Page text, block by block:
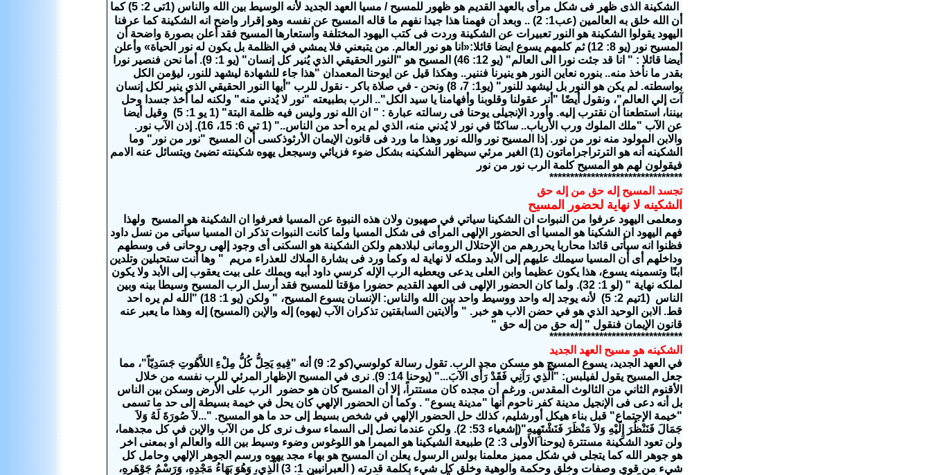
الشكينة الذى ظهر فى شكل مرأى بالعهد القديم هو ظهور للمسيح / مسيا العهد الجديد لأنه الوسيط بين الله والناس (1تى 2: 5) كما
أن الله خلق به العالمين (عب1: 2) .. وبعد أن فهمنا هذا جيدا نفهم ما قاله المسيح عن نفسه وهو إقرار واضح انه الشكينة كما عرفنا
اليهود يقولوا الشكينة هو النورتعبيرات عن الشكينة وردت فى كتب اليهود المختلفة وأستعارها المسيح فقد أعلن بصورة واضحة أن
المسيح نور (يو 8: 12) ثم كلمهم يسوع ايضا قائلا:«انا هو نور العالم. من يتبعني فلا يمشي في الظلمة بل يكون له نور الحياة» وأعلن
أيضا قائلا : " انا قد جئت نورا الى العالم" (يو 12: 46) المسيح
هو "النور الحقيقي الذي يُنير كل إنسان" (يو 1: 9). أما نحن فنصير نورا
بقدر ما نأخذ منه.. بنوره نعاين النور هو ينيرنا فننير.. وهكذا قيل عن ايوحنا المعمدان "هذا جاء للشهادة ليشهد للنور، ليؤمن الكل
بواسطته. لم يكن هو النور بل ليشهد للنور" (يو1: 7، 8) ونحن - في صلاة باكر - نقول للرب "أيها النور الحقيقي الذي ينير لكل إنسان
آت إلي العالم"، ونقول أيضًا "أنر عقولنا وقلوبنا وأفهامنا يا سيد الكل".. الرب بطبيعته "نور لا يُدني منه" ولكنه لما أخذ جسدا وحل
بيننا، استطعنا أن نقترب إليه. وأورد الإنجيلى يوحنا فى رسالته عبارة : " ان الله نور وليس فيه ظلمة البتة" (1 يو 1: 5)
وقيل أيضا
عن الآب "ملك الملوك ورب الأرباب.. ساكنًا في نور لا يُدني منه، الذي لم يره أحد من الناس.." (1 تي 6: 15، 16). إذن الآب نور.
والابن المولود منه نور من نور. إذا المسيح نور والله نور وهذا ما ورد فى قانون الإيمان الأرثوذكسى أن المسيح "نور من نور" وما
الشكينه أنه هو الترتراجراماتون (1) الغير مرئي سيظهر الشكينه بشكل ضوء فزيائي وسيجعل يهوه شكينته تضيئ ويتسائل عنه الامم
فيقولون لهم هو المسيح كلمة الرب نور من نور
********************************
تجسد المسيح إله حق من إله حق
الشكينه لا نهاية لحضور المسيح
ومعلمى اليهود عرفوا من النبوات ان الشكينا سياتي في صهيون ولان هذه النبوة عن المسيا فعرفوا ان الشكينة هو المسيح ولهذا
فهم اليهود ان الشكينا هو المسيا أى الحضور الإلهى المرأى فى شكل المسيا ولما كانت النبوات تذكر ان المسيا سيأتى من نسل داود
فظنوا انه سيأتى قائدا محاربا يحررهم من الإحتلال الرومانى لبلادهم ولكن الشكينة هو السكنى أى وجود إلهى روحانى فى وسطهم
وداخلهم أى أن المسيا سيملك عليهم إلى الأبد وملكه لا نهاية له وكما ورد فى بشارة الملاك للعذراء مريم " وها أنت ستحبلين وتلدين
ابنًا وتسمينه يسوع، هذا يكون عظيما وابن العلى يدعى ويعطيه الرب الإله كرسي داود أبيه ويملك على بيت يعقوب إلى الأبد ولا يكون
لملكه نهاية " (لو 1: 32). ولما كان الحضور الإلهى فى العهد القديم حضورا مؤقتا للمسيح فقد أرسل الرب المسيح وسيطا بينه وبين
الناس (1تيم 2: 5) لأنه يوجد إله واحد ووسيط واحد بين الله والناس: الإنسان يسوع المسيح،
" ولكن (يو 1: 18)
"الله لم يره احد
قط. الابن الوحيد الذي هو في حضن الاب هو خبر. " وألايتين السابقتين تذكران الآب (يهوه) إله والإبن (المسيح) إله وهذا ما يعبر عنه
قانون الإيمان فنقول " إله حق من إله حق "
********************************
الشكينه هو مسيح العهد الجديد
في العهد الجديد، يسوع المسيح هو مسكن مجد الرب. تقول رسالة كولوسي(كو 2: 9) أنه "فِيهِ يَحِلُّ كُلُّ مِلْءِ اللاَّهُوتِ جَسَدِيّاً"، مما
جعل المسيح يقول لفيلبس: "اَلَّذِي رَآنِي فَقَدْ رَأَى الآبَ..." (يوحنا 14: 9). نرى في المسيح الإظهار المرئي للرب نفسه من خلال
الأقنوم الثاني من الثالوث المقدس. ورغم أن مجده كان مستتراً، إلا أن المسيح كان هو حضور الرب على الأرض وسكن بين الناس
بل أنه دعى فى الإنجيل مدينة كفر ناحوم أنها "مدينة يسوع" . وكما أن الحضور الإلهي كان يحل في خيمة بسيطة إلى حد ما تسمى
"خيمة الإجتماع" قبل بناء هيكل أورشليم، كذلك حل الحضور الإلهي في شخص بسيط إلى حد ما هو المسيح. "...لاَ صُورَةَ لَهُ وَلاَ
جَمَالَ فَنَنْظُرَ إِلَيْهِ وَلاَ مَنْظَرَ فَنَشْتَهِيهِ"(إشعياء 53: 2). ولكن عندما نصل إلى السماء سوف نرى كل من الآب والإبن في كل مجدهما،
ولن تعود الشكينة مستترة (يوحنا الأولى 3: 2)
طبيعة الشيكينا هو الميمرا هو اللوغوس وضوء وسيط بين الله والعالم او بمعنى اخر
هو جوهر الله كما يتجلى في شكل مميز معلمنا بولس الرسول يعلن ان المسيح هو بهاء مجد يهوه ورسم الجوهر الإلهي وحامل كل
شيء من قوى وصفات وخلق وحكمة والوهية وخلق كل شيء بكلمة قدرته ( العبرانيين 1: 3) الَّذِي، وَهُوَ بَهَاءُ مَجْدِهِ، وَرَسْمُ جَوْهَرِهِ،